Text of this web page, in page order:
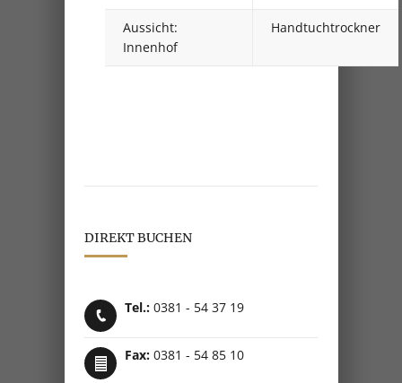
Aussicht:
Innenhof
Handtuchtrockner
DIREKT BUCHEN
Tel.: 0381 - 54 37 19
Fax: 0381 - 54 85 10